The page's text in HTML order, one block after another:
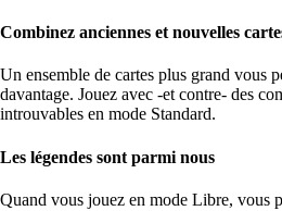
Combinez anciennes et nouvelles
Un ensemble de cartes plus grand vous
davantage. Jouez avec -et contre- des
introuvables en mode Standard.
Les légendes sont parmi nous
Quand vous jouez en mode Libre, vous